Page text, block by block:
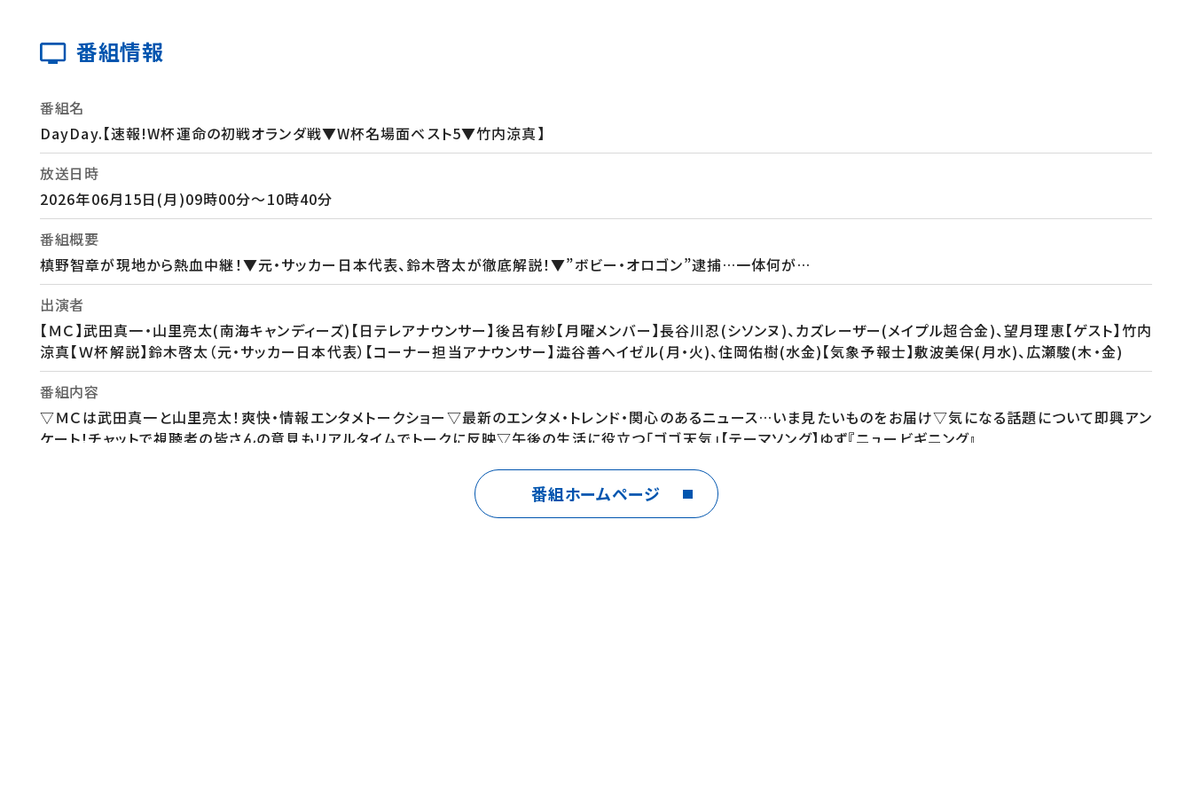
番組情報
番組名
DayDay.【速報!W杯運命の初戦オランダ戦▼W杯名場面ベスト5▼竹内涼真】
放送日時
2026年06月15日(月)09時00分～10時40分
番組概要
槙野智章が現地から熱血中継！▼元・サッカー日本代表、鈴木啓太が徹底解説！▼”ボビー・オロゴン”逮捕…一体何が…
出演者
【ＭＣ】武田真一・山里亮太(南海キャンディーズ)【日テレアナウンサー】後呂有紗【月曜メンバー】長谷川忍(シソンヌ)、カズレーザー(メイプル超合金)、望月理恵【ゲスト】竹内
涼真【Ｗ杯解説】鈴木啓太（元・サッカー日本代表）【コーナー担当アナウンサー】澁谷善ヘイゼル(月・火)、住岡佑樹(水金)【気象予報士】敷波美保(月水)、広瀬駿(木・金)
番組内容
▽ＭＣは武田真一と山里亮太！爽快・情報エンタメトークショー▽最新のエンタメ・トレンド・関心のあるニュース…いま見たいものをお届け▽気になる話題について即興アン
ケート！チャットで視聴者の皆さんの意見もリアルタイムでトークに反映▽午後の生活に役立つ「ゴゴ天気」【テーマソング】ゆず『ニュービギニング』
番組ホームページ